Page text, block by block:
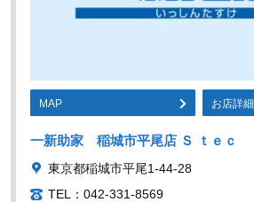
MAP お店詳細
一新助家 稲城市平尾店 Ｓ ｔｅｃ
東京都稲城市平尾1-44-28
TEL：042-331-8569